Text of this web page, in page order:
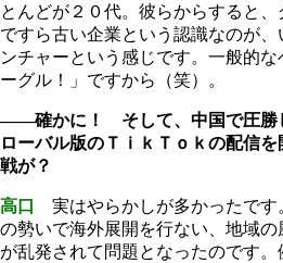
とんどが２０代。彼らからすると
ですら古い企業という認識なのが
ンチャーという感じです。一般的
ーグル！」ですから（笑）。
――確かに！ そして、中国で圧勝
ローバル版のＴｉｋＴｏｋの配信
戦が？
高口
実はやらかしが多かったです
の勢いで海外展開を行ない、地域
が乱発されて問題となったのです